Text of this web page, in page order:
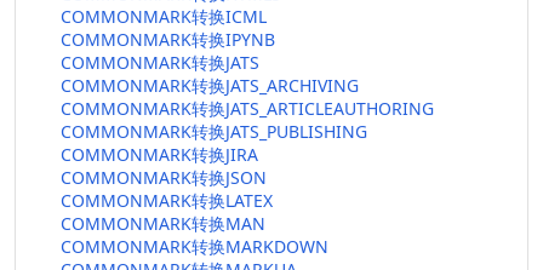
COMMONMARK转换ICML
COMMONMARK转换IPYNB
COMMONMARK转换JATS
COMMONMARK转换JATS_ARCHIVING
COMMONMARK转换JATS_ARTICLEAUTHORING
COMMONMARK转换JATS_PUBLISHING
COMMONMARK转换JIRA
COMMONMARK转换JSON
COMMONMARK转换LATEX
COMMONMARK转换MAN
COMMONMARK转换MARKDOWN